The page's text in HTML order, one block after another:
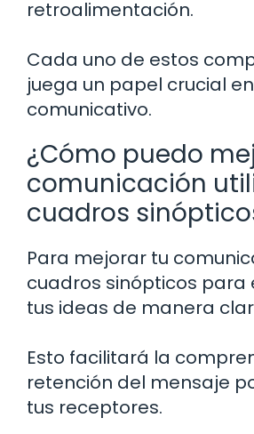
retroalimentación.
Cada uno de estos
juega un papel crucial
comunicativo.
¿Cómo puedo
comunicación
cuadros
Para mejorar tu
cuadros sinópticos para
tus ideas de manera
Esto facilitará la
retención del mensaje
tus receptores.